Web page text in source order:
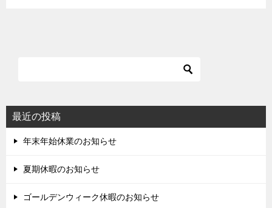
最近の投稿
年末年始休業のお知らせ
夏期休暇のお知らせ
ゴールデンウィーク休暇のお知らせ